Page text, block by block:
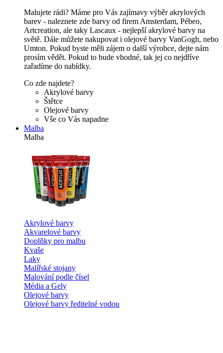
Malujete rádi? Máme pro Vás zajímavy výběr akrylových
barev - naleznete zde barvy od firem Amsterdam, Pébeo,
Artcreation, ale taky Lascaux - nejlepší akrylové barvy na
světě. Dále můžete nakupovat i olejové barvy VanGogh, nebo
Umton. Pokud byste měli zájem o další výrobce, dejte nám
prosím vědět. Pokud to bude vhodné, tak jej co nejdříve
zařadíme do nabídky.
Co zde najdete?
Akrylové barvy
Štětce
Olejové barvy
Vše co Vás napadne
Malba
Malba
Akrylové barvy
Akvarelové barvy
Doplňky pro malbu
Kvaše
Laky
Malířské stojany
Malování podle čísel
Média a Gely
Olejové barvy
Olejové barvy ředitelné vodou